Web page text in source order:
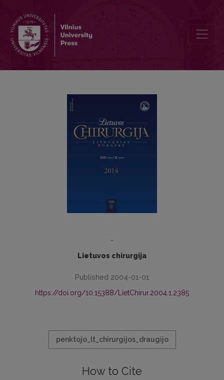
-
Lietuvos chirurgija
Published 2004-01-01
https://doi.org/10.15388/LietChirur.2004.1.2385
penktojo_lt_chirurgijos_draugijo
How to Cite